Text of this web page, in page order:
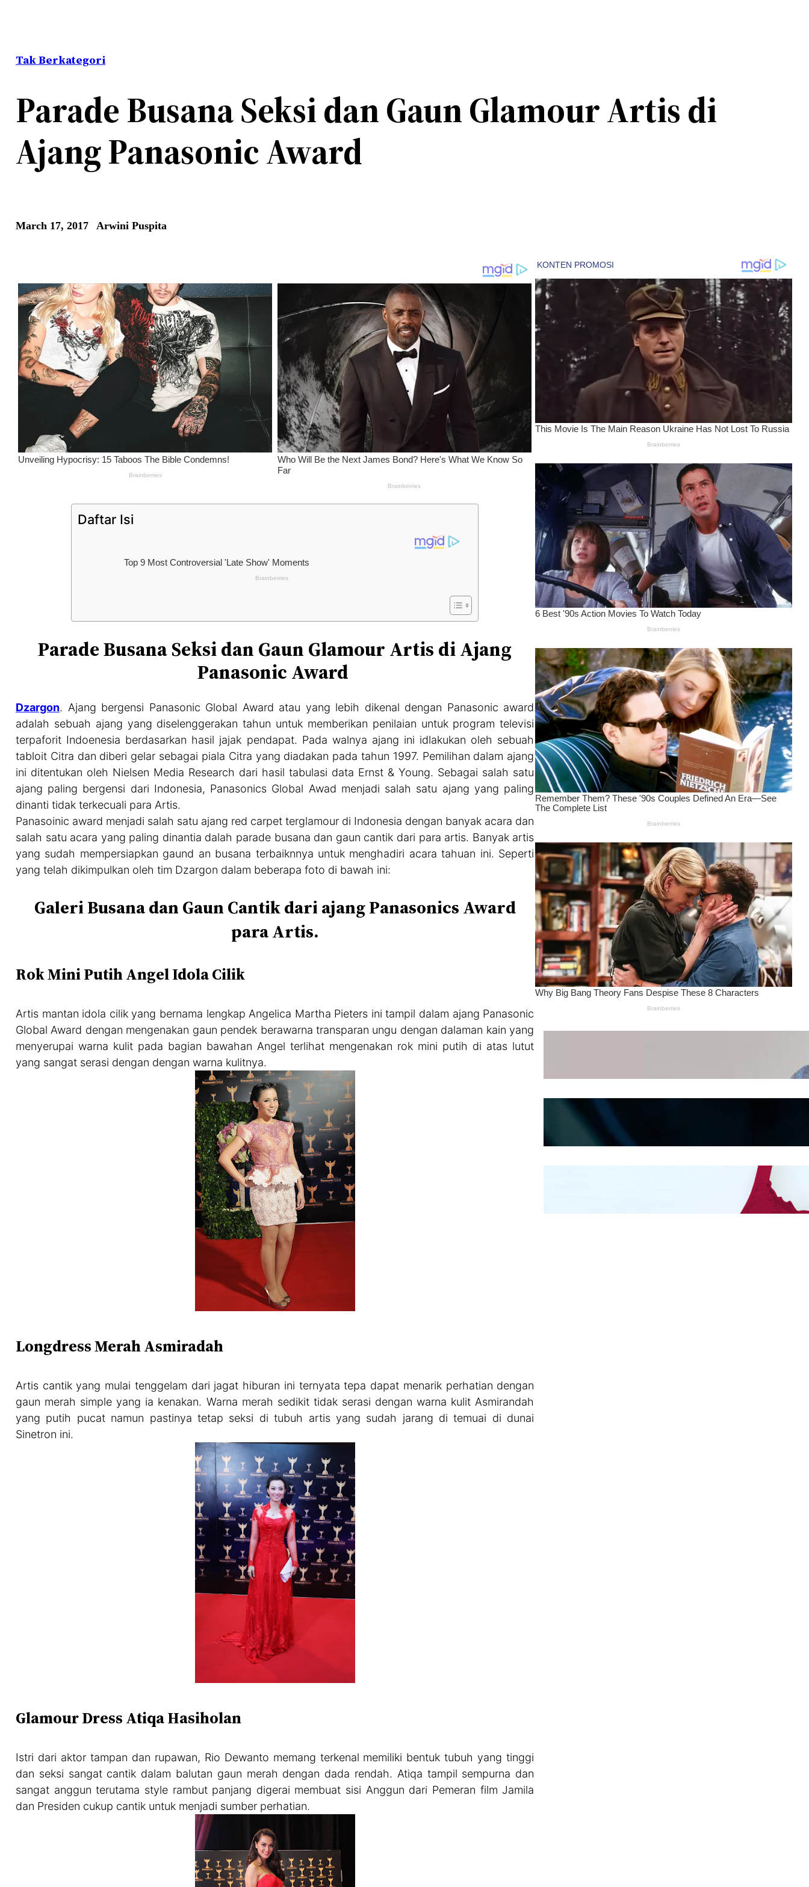
Tak Berkategori
Parade Busana Seksi dan Gaun Glamour Artis di
Ajang Panasonic Award
March 17, 2017 Arwini Puspita
Daftar Isi
Parade Busana Seksi dan Gaun Glamour Artis di Ajang
Panasonic Award
Dzargon. Ajang bergensi Panasonic Global Award atau yang lebih dikenal dengan Panasonic award
adalah sebuah ajang yang diselenggerakan tahun untuk memberikan penilaian untuk program televisi
terpaforit Indoenesia berdasarkan hasil jajak pendapat. Pada walnya ajang ini idlakukan oleh sebuah
tabloit Citra dan diberi gelar sebagai piala Citra yang diadakan pada tahun 1997. Pemilihan dalam ajang
ini ditentukan oleh Nielsen Media Research dari hasil tabulasi data Ernst & Young. Sebagai salah satu
ajang paling bergensi dari Indonesia, Panasonics Global Awad menjadi salah satu ajang yang paling
dinanti tidak terkecuali para Artis.
Panasoinic award menjadi salah satu ajang red carpet terglamour di Indonesia dengan banyak acara dan
salah satu acara yang paling dinantia dalah parade busana dan gaun cantik dari para artis. Banyak artis
yang sudah mempersiapkan gaund an busana terbaiknnya untuk menghadiri acara tahuan ini. Seperti
yang telah dikimpulkan oleh tim Dzargon dalam beberapa foto di bawah ini:
Galeri Busana dan Gaun Cantik dari ajang Panasonics Award
para Artis.
Rok Mini Putih Angel Idola Cilik
Artis mantan idola cilik yang bernama lengkap Angelica Martha Pieters ini tampil dalam ajang Panasonic
Global Award dengan mengenakan gaun pendek berawarna transparan ungu dengan dalaman kain yang
menyerupai warna kulit pada bagian bawahan Angel terlihat mengenakan rok mini putih di atas lutut
yang sangat serasi dengan dengan warna kulitnya.
Longdress Merah Asmiradah
Artis cantik yang mulai tenggelam dari jagat hiburan ini ternyata tepa dapat menarik perhatian dengan
gaun merah simple yang ia kenakan. Warna merah sedikit tidak serasi dengan warna kulit Asmirandah
yang putih pucat namun pastinya tetap seksi di tubuh artis yang sudah jarang di temuai di dunai
Sinetron ini.
Glamour Dress Atiqa Hasiholan
Istri dari aktor tampan dan rupawan, Rio Dewanto memang terkenal memiliki bentuk tubuh yang tinggi
dan seksi sangat cantik dalam balutan gaun merah dengan dada rendah. Atiqa tampil sempurna dan
sangat anggun terutama style rambut panjang digerai membuat sisi Anggun dari Pemeran film Jamila
dan Presiden cukup cantik untuk menjadi sumber perhatian.
Wanita Pamer Pakaian
Kepribadian
Mengintip Kepribadian
Wanita Dari Warna Bra